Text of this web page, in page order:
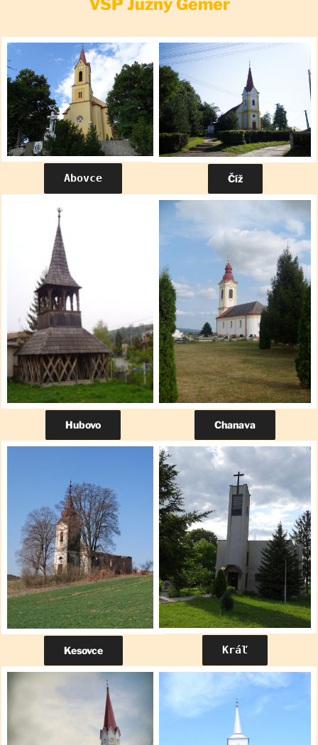
VSP Južný Gemer
Abovce Číž
Hubovo Chanava
Kesovce Kráľ